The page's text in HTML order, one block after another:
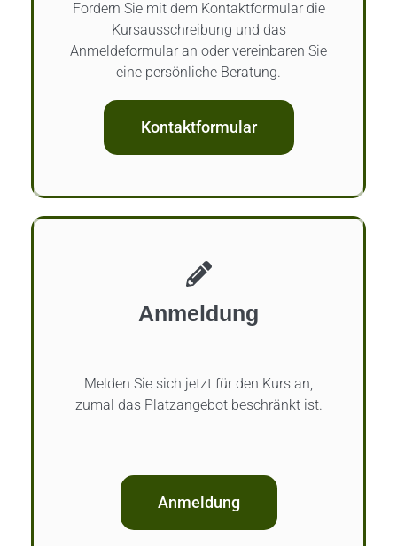
Fordern Sie mit dem Kontaktformular die
Kursausschreibung und das
Anmeldeformular an oder vereinbaren Sie
eine persönliche Beratung.
Kontaktformular
Anmeldung
Melden Sie sich jetzt für den Kurs an,
zumal das Platzangebot beschränkt ist.
Anmeldung